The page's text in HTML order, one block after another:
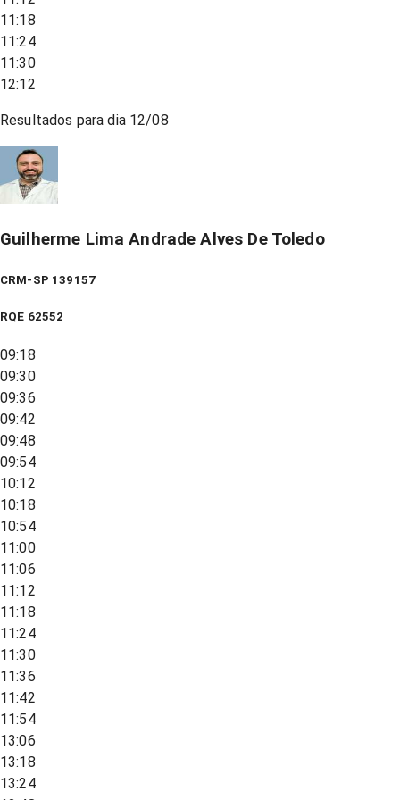
11:18
11:24
11:30
12:12
Resultados para dia 12/08
Guilherme Lima Andrade Alves De Toledo
CRM-SP 139157
RQE 62552
09:18
09:30
09:36
09:42
09:48
09:54
10:12
10:18
10:54
11:00
11:06
11:12
11:18
11:24
11:30
11:36
11:42
11:54
13:06
13:18
13:24